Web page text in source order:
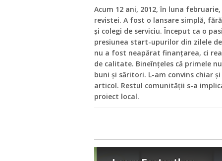
Acum 12 ani, 2012, în luna
revistei. A fost o lansare simplă,
și colegi de serviciu. Început ca o
presiunea start-upurilor din zilele
nu a fost neapărat finanțarea, ci
de calitate. Bineînțeles că primele
buni și săritori. L-am convins chiar
articol. Restul comunității s-a
proiect local.